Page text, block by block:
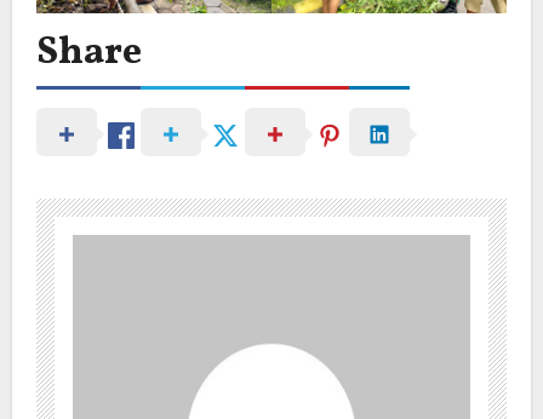
Share